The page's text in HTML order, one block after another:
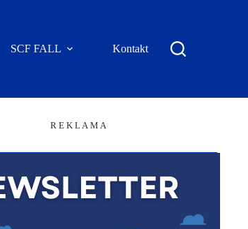
SCF FALL Kontakt
R E K L A M A